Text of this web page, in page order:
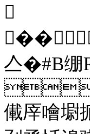
亼�#B绷
儎厗噲墛